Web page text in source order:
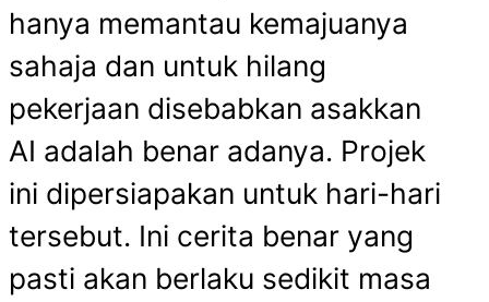
hanya memantau kemajuanya
sahaja dan untuk hilang
pekerjaan disebabkan asakkan
AI adalah benar adanya. Projek
ini dipersiapakan untuk hari-hari
tersebut. Ini cerita benar yang
pasti akan berlaku sedikit masa